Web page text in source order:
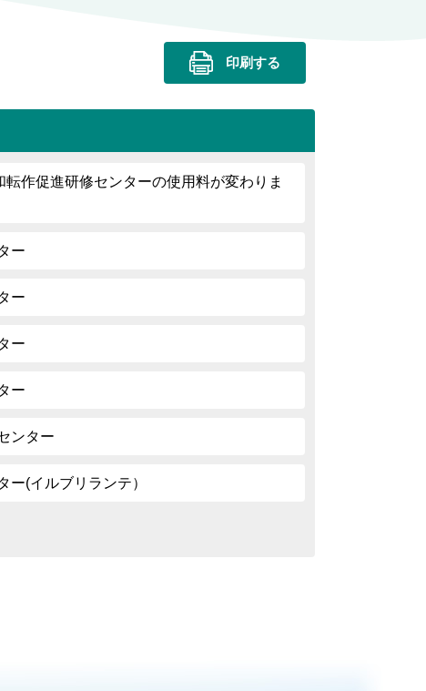
印刷する
作促進研修センターの使用料が変わりま
ー
ー
ー
ー
ンター
ー(イルブリランテ）